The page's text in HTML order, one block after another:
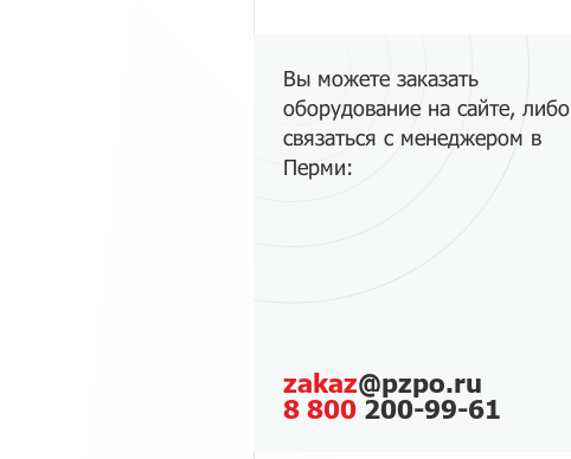
Вы можете заказать
оборудование на сайте, либо
связаться с менеджером в
Перми:
zakaz@pzpo.ru
8 800 200-99-61